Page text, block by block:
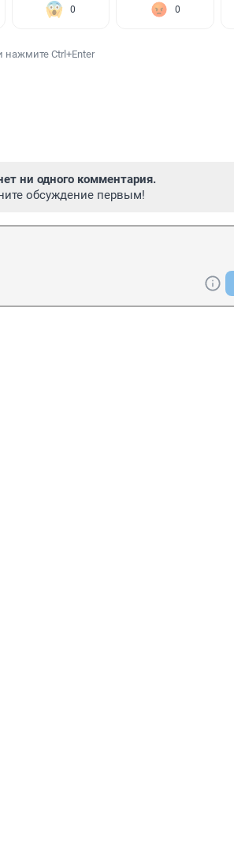
0 0
нажмите Ctrl+Enter
ни одного комментария.
обсуждение первым!